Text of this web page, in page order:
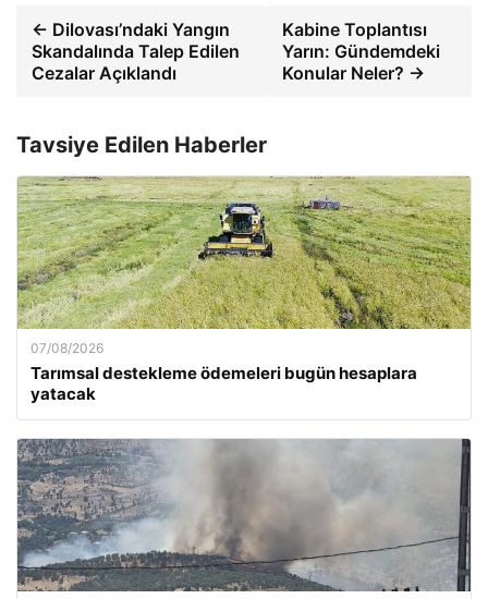
← Dilovası’ndaki Yangın
Skandalında Talep Edilen
Cezalar Açıklandı
Kabine Toplantısı
Yarın: Gündemdeki
Konular Neler? →
Tavsiye Edilen Haberler
07/08/2026
Tarımsal destekleme ödemeleri bugün hesaplara
yatacak